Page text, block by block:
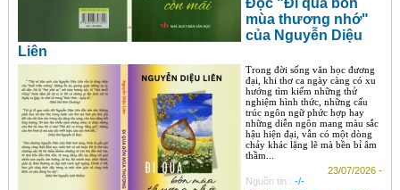
Đọc "Đi qua bốn
mùa thương nhớ"
của Nguyễn Diệu
Liên
Trong đời sống văn học đương
đại, khi thơ ca ngày càng có xu
hướng tìm kiếm những thử
nghiệm hình thức, những cấu
trúc ngôn ngữ phức hợp hay
những diễn ngôn mang màu sắc
hậu hiện đại, vẫn có một dòng
chảy khác lặng lẽ mà bền bỉ âm
thầm...
23/07/2026 -
Nguồn tin : -/-